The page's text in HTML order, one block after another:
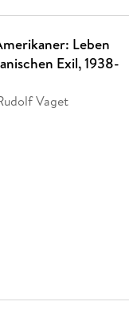
Leben
Exil, 1938-
Vaget